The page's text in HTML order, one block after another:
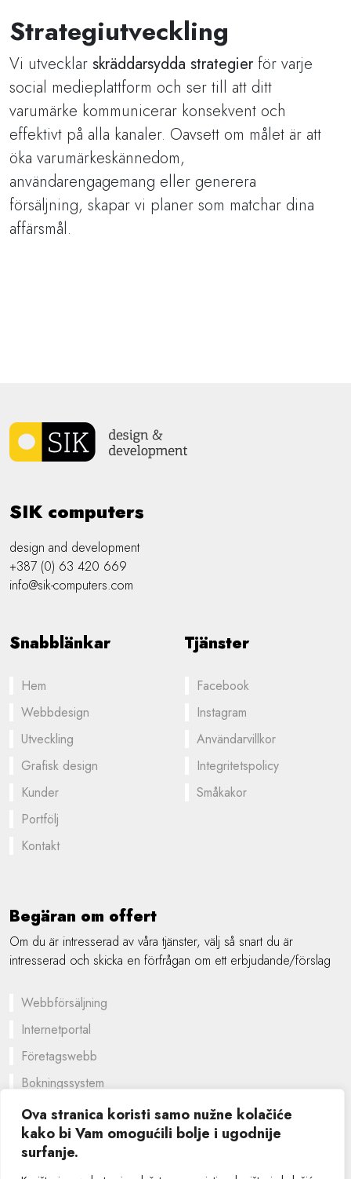
Ova stranica koristi samo nužne kolačiće
kako bi Vam omogućili bolje i ugodnije
surfanje.
Strategiutveckling
Vi utvecklar skräddarsydda strategier för varje
social medieplattform och ser till att ditt
varumärke kommunicerar konsekvent och
effektivt på alla kanaler. Oavsett om målet är att
öka varumärkeskännedom,
användarengagemang eller generera
försäljning, skapar vi planer som matchar dina
affärsmål.
SIK computers
design and development
+387 (0) 63 420 669
info@sik-computers.com
Snabblänkar
Hem
Webbdesign
Utveckling
Grafisk design
Kunder
Portfölj
Kontakt
Tjänster
Facebook
Instagram
Användarvillkor
Integritetspolicy
Småkakor
Begäran om offert
Om du är intresserad av våra tjänster, välj så snart du är
intresserad och skicka en förfrågan om ett erbjudande/förslag
Webbförsäljning
Internetportal
Företagswebb
Bokningssystem
En skräddarsydd lösning
Grafisk design